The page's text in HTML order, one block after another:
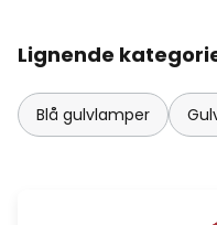
Lignende
Blå gulvlamper